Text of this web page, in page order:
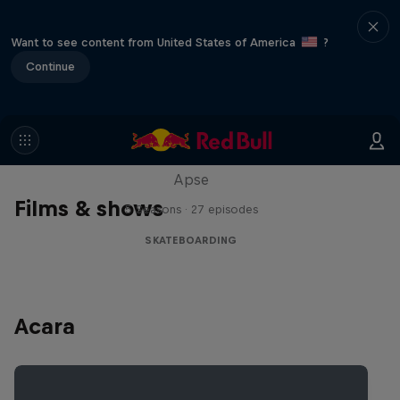
Want to see content from United States of America
?
Continue
Films & shows
Skate Tales
Apse
5 Seasons · 27 episodes
SKATEBOARDING
Acara